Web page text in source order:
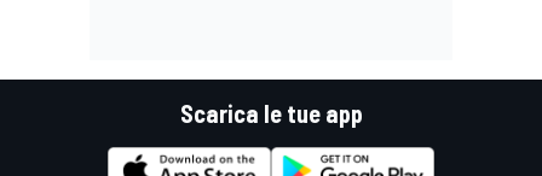
Scarica le tue app